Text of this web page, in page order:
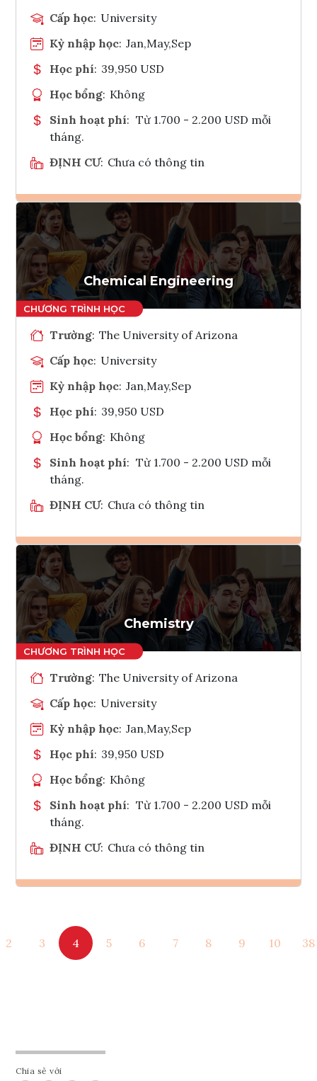
Cấp học: University
Kỳ nhập học: Jan,May,Sep
Học phí: 39,950 USD
Học bổng: Không
Sinh hoạt phí: Từ 1.700 - 2.200 USD mỗi
tháng.
ĐỊNH CƯ: Chưa có thông tin
Ghi danh
Tham vấn Interlink
Chemical Engineering
Trường: The University of Arizona
Cấp học: University
Kỳ nhập học: Jan,May,Sep
Học phí: 39,950 USD
Học bổng: Không
Sinh hoạt phí: Từ 1.700 - 2.200 USD mỗi
tháng.
ĐỊNH CƯ: Chưa có thông tin
Ghi danh
Tham vấn Interlink
Chemistry
Trường: The University of Arizona
Cấp học: University
Kỳ nhập học: Jan,May,Sep
Học phí: 39,950 USD
Học bổng: Không
Sinh hoạt phí: Từ 1.700 - 2.200 USD mỗi
tháng.
ĐỊNH CƯ: Chưa có thông tin
Tham vấn Interlink
2 3 4 5 6 7 8 9 10 38
Chia sẻ với